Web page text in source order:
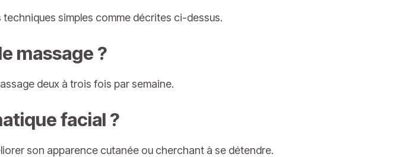
simples comme décrites ci-dessus.
massage ?
deux à trois fois par semaine.
facial ?
son apparence cutanée ou cherchant à se détendre.